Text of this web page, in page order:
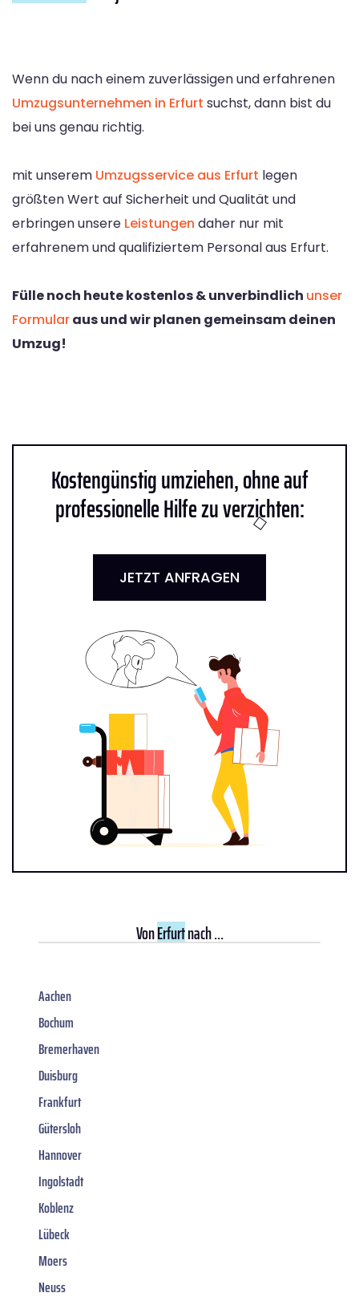
Wenn du nach einem zuverlässigen und erfahrenen
Umzugsunternehmen in Erfurt suchst, dann bist du
bei uns genau richtig.
mit unserem Umzugsservice aus Erfurt legen
größten Wert auf Sicherheit und Qualität und
erbringen unsere Leistungen daher nur mit
erfahrenem und qualifiziertem Personal aus Erfurt.
Fülle noch heute kostenlos & unverbindlich unser
Formularaus und wir planen gemeinsam deinen
Umzug!
Kostengünstig umziehen, ohne auf
professionelle Hilfe zu verzichten:
JETZT ANFRAGEN
VonErfurtnach ...
Aachen
Bochum
Bremerhaven
Duisburg
Frankfurt
Gütersloh
Hannover
Ingolstadt
Koblenz
Lübeck
Moers
Neuss